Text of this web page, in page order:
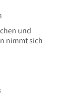
und
nimmt sich